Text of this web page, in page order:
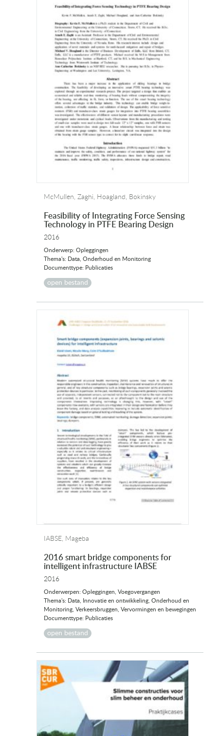
McMullen, Zaghi, Hoagland, Bokinsky
Feasibility of Integrating Force Sensing
Technology in PTFE Bearing Design
2016
Onderwerp: Opleggingen
Thema's: Data, Onderhoud en Monitoring
Documenttype: Publicaties
open bestand
IABSE, Mageba
2016 smart bridge components for
intelligent infrastructure IABSE
2016
Onderwerpen: Opleggingen, Voegovergangen
Thema's: Data, Innovatie en ontwikkeling, Onderhoud en
Monitoring, Verkeersbruggen, Vervormingen en bewegingen
Documenttype: Publicaties
open bestand